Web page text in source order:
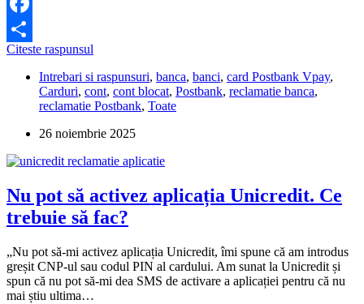
Facebook
Partajează
Citeste raspunsul
banii
din
contul
de
Intrebari si raspunsuri, banca, banci, card Postbank Vpay,
Carduri, cont, cont blocat, Postbank, reclamatie banca,
reclamatie Postbank, Toate
26 noiembrie 2025
Nu pot să activez aplicația Unicredit. Ce
trebuie să fac?
„Nu pot să-mi activez aplicația Unicredit, îmi spune că am introdus
greșit CNP-ul sau codul PIN al cardului. Am sunat la Unicredit și
spun că nu pot să-mi dea SMS de activare a aplicației pentru că nu
mai știu ultima…